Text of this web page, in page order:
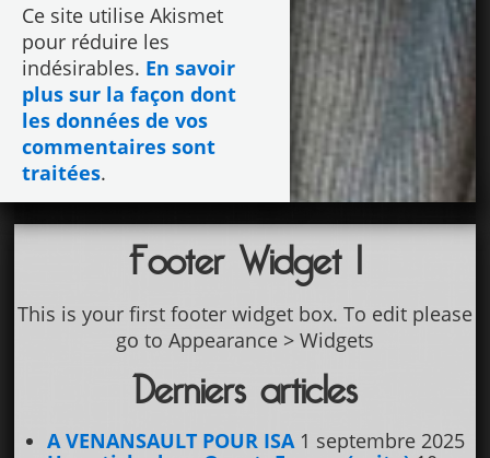
Ce site utilise Akismet
pour réduire les
indésirables. En savoir
plus sur la façon dont
les données de vos
commentaires sont
traitées.
Footer Widget 1
This is your first footer widget box. To edit please
go to Appearance > Widgets
Derniers articles
A VENANSAULT POUR ISA 1 septembre 2025